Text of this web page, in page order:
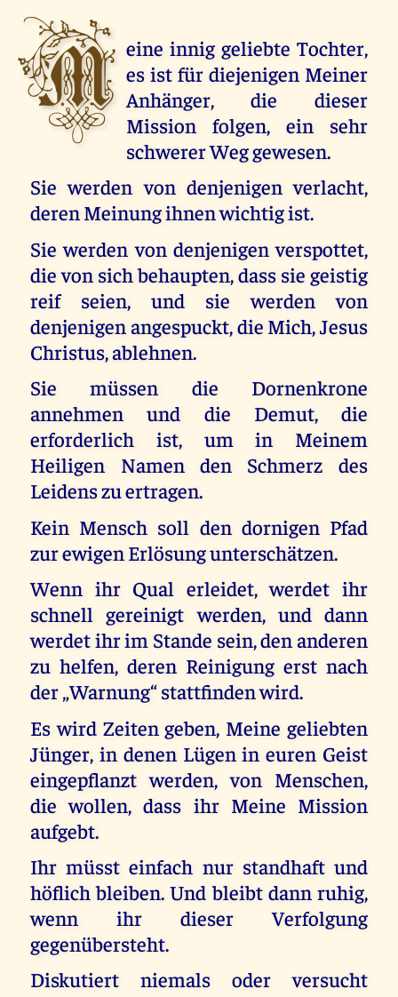
M eine innig geliebte Tochter,
es ist für diejenigen Meiner
Anhänger, die dieser
Mission folgen, ein sehr
schwerer Weg gewesen.
Sie werden von denjenigen verlacht,
deren Meinung ihnen wichtig ist.
Sie werden von denjenigen verspottet,
die von sich behaupten, dass sie geistig
reif seien, und sie werden von
denjenigen angespuckt, die Mich, Jesus
Christus, ablehnen.
Sie müssen die Dornenkrone
annehmen und die Demut, die
erforderlich ist, um in Meinem
Heiligen Namen den Schmerz des
Leidens zu ertragen.
Kein Mensch soll den dornigen Pfad
zur ewigen Erlösung unterschätzen.
Wenn ihr Qual erleidet, werdet ihr
schnell gereinigt werden, und dann
werdet ihr im Stande sein, den anderen
zu helfen, deren Reinigung erst nach
der „Warnung“ stattfinden wird.
Es wird Zeiten geben, Meine geliebten
Jünger, in denen Lügen in euren Geist
eingepflanzt werden, von Menschen,
die wollen, dass ihr Meine Mission
aufgebt.
Ihr müsst einfach nur standhaft und
höflich bleiben. Und bleibt dann ruhig,
wenn ihr dieser Verfolgung
gegenübersteht.
Diskutiert niemals oder versucht